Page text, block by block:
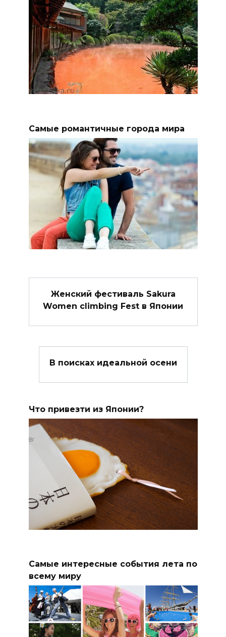
Самые романтичные города мира
Женский фестиваль Sakura
Women climbing Fest в Японии
В поисках идеальной осени
Что привезти из Японии?
Самые интересные события лета по
всему миру